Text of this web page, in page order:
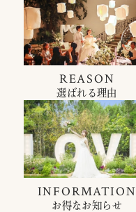
REASON
選ばれる理由
INFORMATION
お得なお知らせ